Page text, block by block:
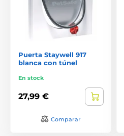
Puerta Staywell 917
blanca con túnel
En stock
27,99 €
Comparar